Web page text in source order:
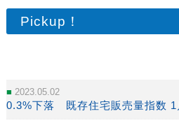
Pickup！
2023.05.02
0.3%下落 既存住宅販売量指数 1